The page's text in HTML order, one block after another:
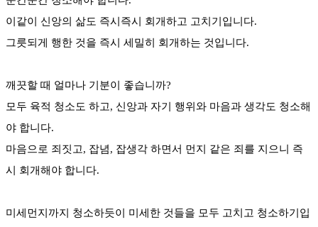
이같이 신앙의 삶도 즉시즉시 회개하고 고치기입니다.
그릇되게 행한 것을 즉시 세밀히 회개하는 것입니다.
깨끗할 때 얼마나 기분이 좋습니까?
모두 육적 청소도 하고, 신앙과 자기 행위와 마음과 생각도 청소해
야 합니다.
마음으로 죄짓고, 잡념, 잡생각 하면서 먼지 같은 죄를 지으니 즉
시 회개해야 합니다.
미세먼지까지 청소하듯이 미세한 것들을 모두 고치고 청소하기입